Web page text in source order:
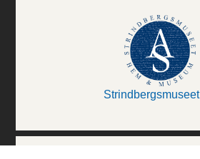
Strindbergsmuseet